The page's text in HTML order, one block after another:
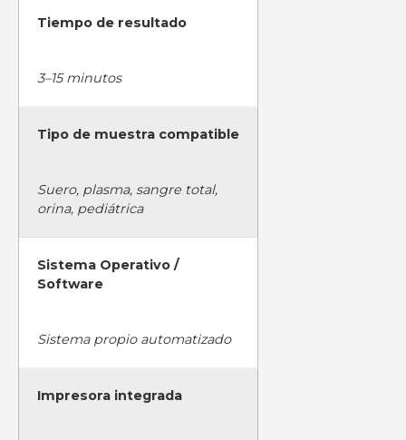
Tiempo de resultado
3–15 minutos
Tipo de muestra compatible
Suero, plasma, sangre total,
orina, pediátrica
Sistema Operativo /
Software
Sistema propio automatizado
Impresora integrada